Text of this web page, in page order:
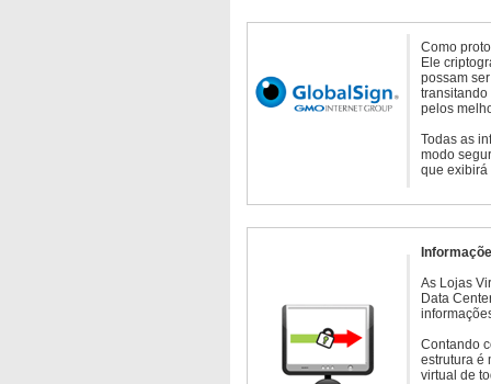
Como
Ele
possam
transitando
pelos
Todas as
modo
que exibirá
As Lojas
Data
Contando
estrutura é
virtual de